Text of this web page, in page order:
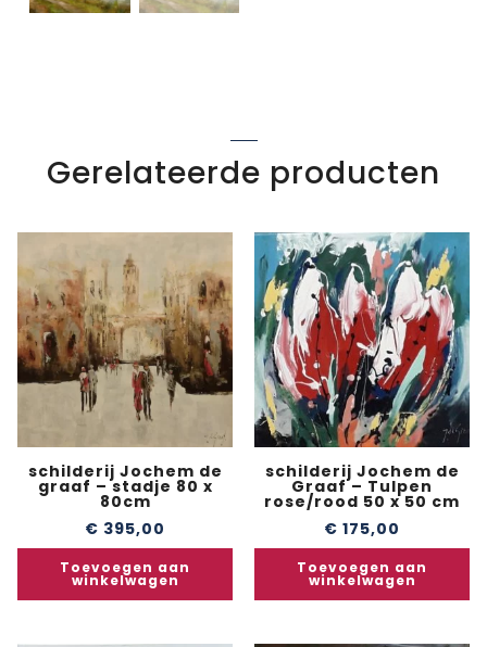
Gerelateerde producten
schilderij Jochem de
graaf – stadje 80 x
80cm
€ 395,00
Toevoegen aan
winkelwagen
schilderij Jochem de
Graaf – Tulpen
rose/rood 50 x 50 cm
€ 175,00
Toevoegen aan
winkelwagen